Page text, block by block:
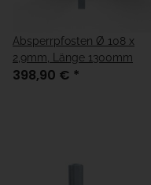
Absperrpfosten Ø 108 x
2,9mm, Länge 1300mm
398,90 € *